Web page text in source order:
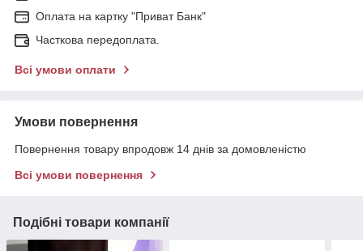
Оплата на картку "Приват Банк"
Часткова передоплата.
Всі умови оплати
Умови повернення
Повернення товару впродовж 14 днів за домовленістю
Всі умови повернення
Подібні товари компанії